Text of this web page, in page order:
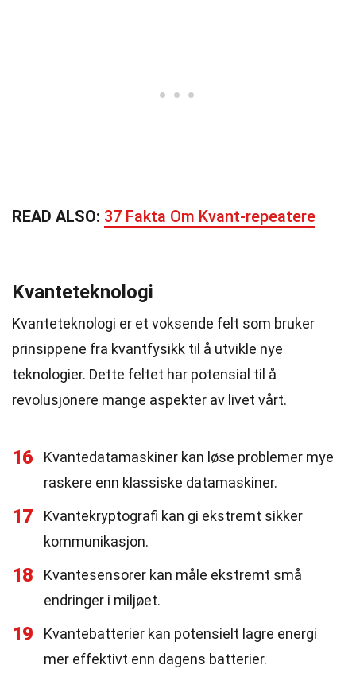
READ ALSO: 37 Fakta Om Kvant-repeatere
Kvanteteknologi
Kvanteteknologi er et voksende felt som bruker
prinsippene fra kvantfysikk til å utvikle nye
teknologier. Dette feltet har potensial til å
revolusjonere mange aspekter av livet vårt.
16
Kvantedatamaskiner kan løse problemer mye
raskere enn klassiske datamaskiner.
17
Kvantekryptografi kan gi ekstremt sikker
kommunikasjon.
18
Kvantesensorer kan måle ekstremt små
endringer i miljøet.
19
Kvantebatterier kan potensielt lagre energi
mer effektivt enn dagens batterier.